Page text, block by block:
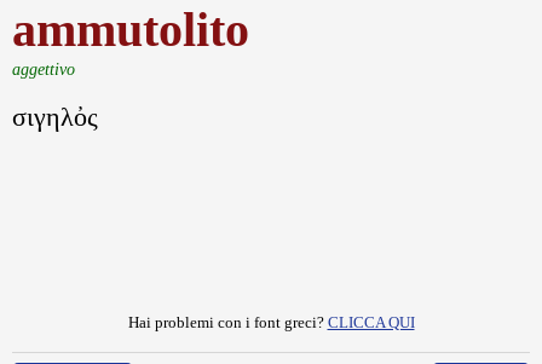
ammutolito
aggettivo
σιγηλὀς
Hai problemi con i font greci? CLICCA QUI